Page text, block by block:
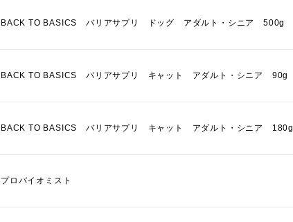
BACK TO BASICS バリアサプリ ドッグ アダルト・シニア 500g
BACK TO BASICS バリアサプリ キャット アダルト・シニア 90g
BACK TO BASICS バリアサプリ キャット アダルト・シニア 180g
プロバイオミスト